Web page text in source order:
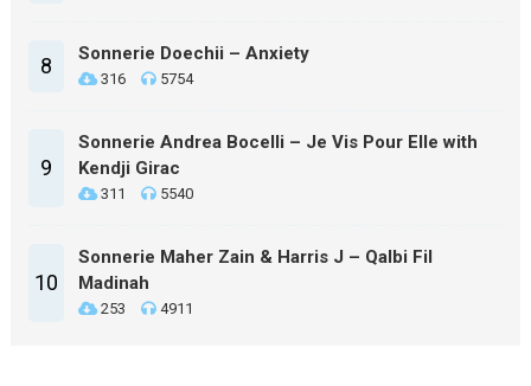
8 Sonnerie Doechii – Anxiety
316 5754
9
Sonnerie Andrea Bocelli – Je Vis Pour Elle with
Kendji Girac
311 5540
10
Sonnerie Maher Zain & Harris J – Qalbi Fil
Madinah
253 4911